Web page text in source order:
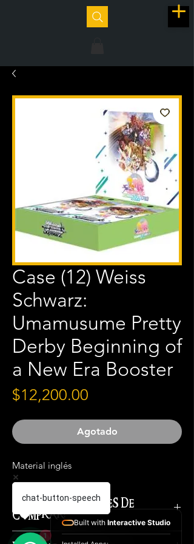
Case (12) Weiss
Schwarz:
Umamusume Pretty
Derby Beginning of
a New Era Booster
$12,200.00
Agotado
Material inglés
¡IMPORTANTE ANTES DE
COMPRAR!
El costo total del producto es el
chat-button-speech
1
Built with Interactive Studio